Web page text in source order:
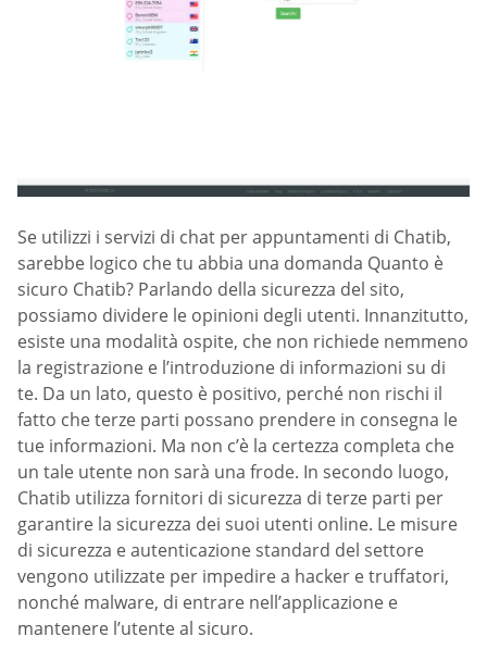
Se utilizzi i servizi di chat per appuntamenti di Chatib,
sarebbe logico che tu abbia una domanda Quanto è
sicuro Chatib? Parlando della sicurezza del sito,
possiamo dividere le opinioni degli utenti. Innanzitutto,
esiste una modalità ospite, che non richiede nemmeno
la registrazione e l’introduzione di informazioni su di
te. Da un lato, questo è positivo, perché non rischi il
fatto che terze parti possano prendere in consegna le
tue informazioni. Ma non c’è la certezza completa che
un tale utente non sarà una frode. In secondo luogo,
Chatib utilizza fornitori di sicurezza di terze parti per
garantire la sicurezza dei suoi utenti online. Le misure
di sicurezza e autenticazione standard del settore
vengono utilizzate per impedire a hacker e truffatori,
nonché malware, di entrare nell’applicazione e
mantenere l’utente al sicuro.